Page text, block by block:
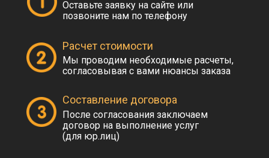
Расчет стоимости
Составление договора
Оставьте заявку на сайте или
позвоните нам по телефону
Мы проводим необходимые расчеты,
согласовывая с вами нюансы заказа
После согласования заключаем
договор на выполнение услуг
(для юр.лиц)